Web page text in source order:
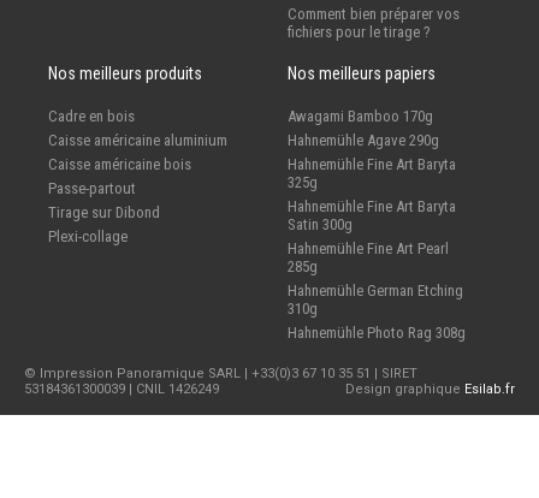
Comment bien préparer vos
fichiers pour le tirage ?
Nos meilleurs produits
Cadre en bois
Caisse américaine aluminium
Caisse américaine bois
Passe-partout
Tirage sur Dibond
Plexi-collage
Nos meilleurs papiers
Awagami Bamboo 170g
Hahnemühle Agave 290g
Hahnemühle Fine Art Baryta
325g
Hahnemühle Fine Art Baryta
Satin 300g
Hahnemühle Fine Art Pearl
285g
Hahnemühle German Etching
310g
Hahnemühle Photo Rag 308g
© Impression Panoramique SARL | +33(0)3 67 10 35 51 | SIRET
53184361300039 | CNIL 1426249
Design graphique Esilab.fr